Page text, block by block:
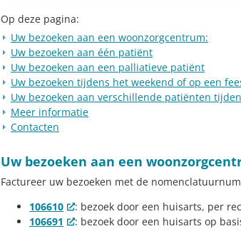
Op deze pagina:
Uw bezoeken aan een woonzorgcentrum:
Uw bezoeken aan één patiënt
Uw bezoeken aan een palliatieve patiënt
Uw bezoeken tijdens het weekend of op een
Uw bezoeken aan verschillende patiënten
Meer informatie
Contacten
Uw bezoeken aan een
Factureer uw bezoeken met de
106610
: bezoek door een huisarts, per
106691
: bezoek door een huisarts op